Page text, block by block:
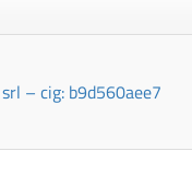
– cig: b9d560aee7